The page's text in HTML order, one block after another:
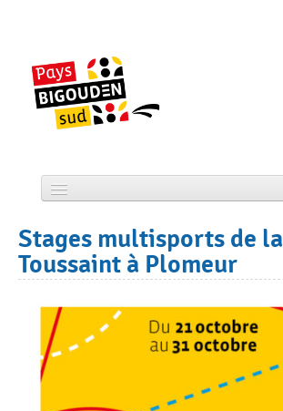
CCPBS
Actualité
Stages multisports de la
Toussaint à Plomeur